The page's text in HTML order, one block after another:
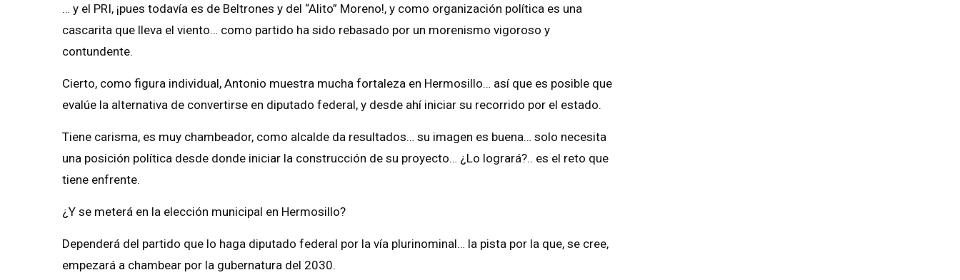
… y el PRI, ¡pues todavía es de Beltrones y del “Alito” Moreno!, y como organización política es una
cascarita que lleva el viento… como partido ha sido rebasado por un morenismo vigoroso y
contundente.
Cierto, como figura individual, Antonio muestra mucha fortaleza en Hermosillo… así que es posible que
evalúe la alternativa de convertirse en diputado federal, y desde ahí iniciar su recorrido por el estado.
Tiene carisma, es muy chambeador, como alcalde da resultados… su imagen es buena… solo necesita
una posición política desde donde iniciar la construcción de su proyecto… ¿Lo logrará?.. es el reto que
tiene enfrente.
¿Y se meterá en la elección municipal en Hermosillo?
Dependerá del partido que lo haga diputado federal por la vía plurinominal… la pista por la que, se cree,
empezará a chambear por la gubernatura del 2030.